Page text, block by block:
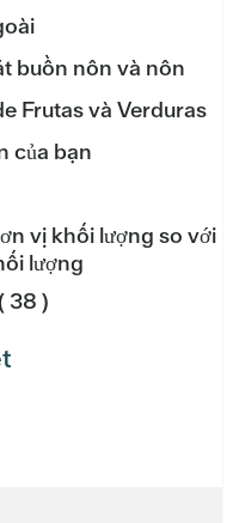
buồn nôn và nôn
Frutas và Verduras
của bạn
vị khối lượng so với
lượng
38 )